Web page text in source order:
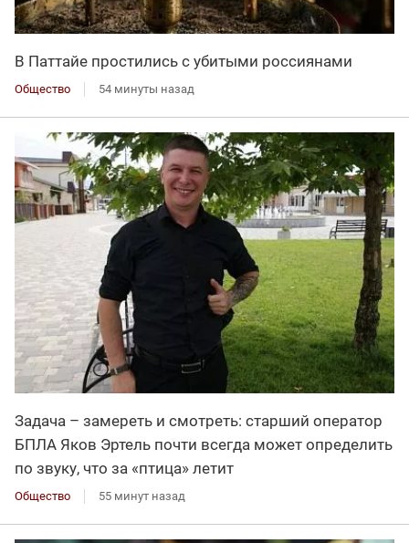
В Паттайе простились с убитыми россиянами
Общество 54 минуты назад
Задача – замереть и смотреть: старший оператор
БПЛА Яков Эртель почти всегда может определить
по звуку, что за «птица» летит
Общество 55 минут назад